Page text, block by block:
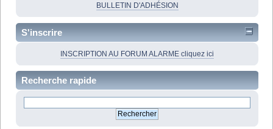
BULLETIN D'ADHÉSION
S'inscrire
INSCRIPTION AU FORUM ALARME cliquez ici
Recherche rapide